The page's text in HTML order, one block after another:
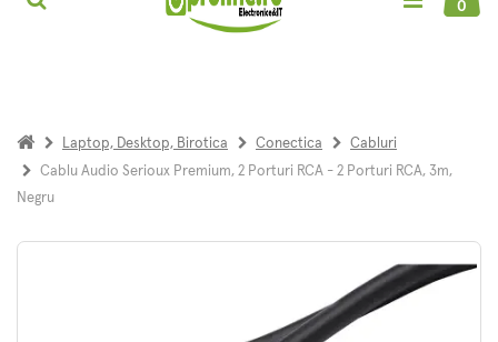
0
Laptop, Desktop, Birotica Conectica
Cabluri
Cablu Audio Serioux Premium, 2 Porturi RCA - 2 Porturi RCA, 3m,
Negru